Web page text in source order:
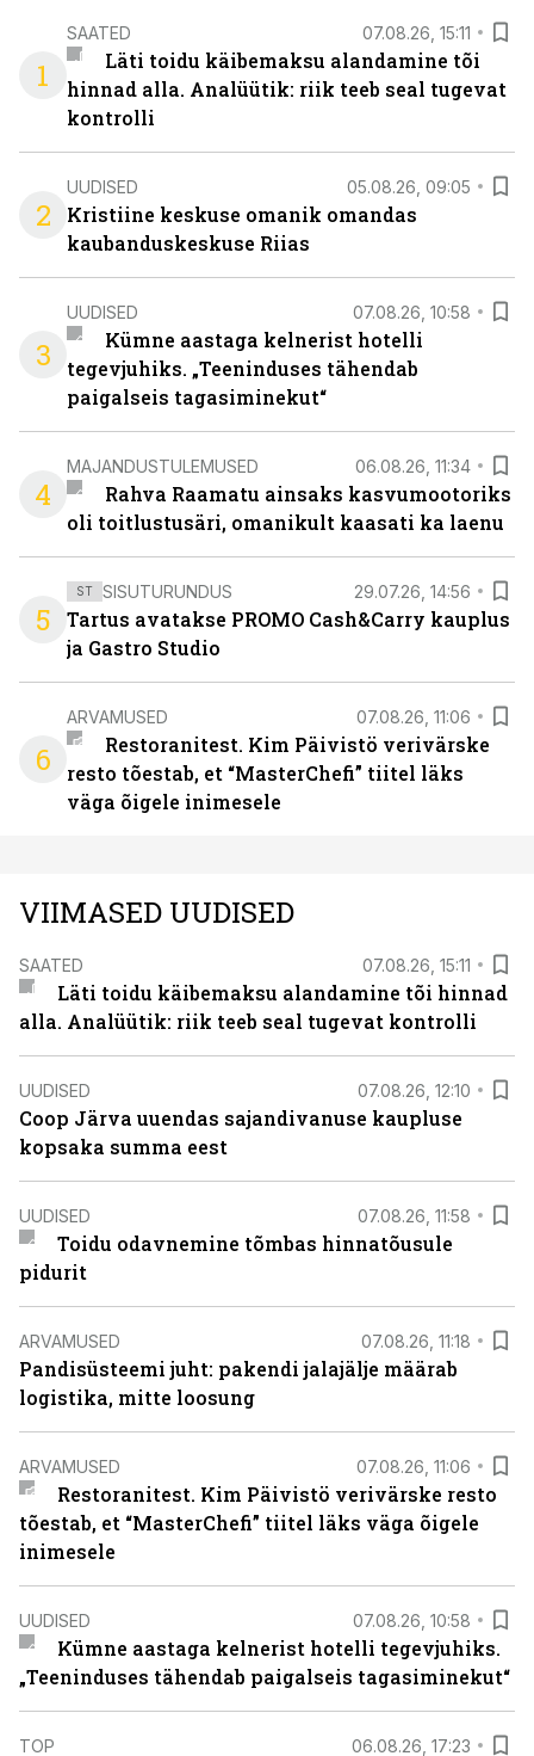
1
SAATED 07.08.26, 15:11
Läti toidu käibemaksu alandamine tõi
hinnad alla. Analüütik: riik teeb seal tugevat
kontrolli
2
UUDISED 05.08.26, 09:05
Kristiine keskuse omanik omandas
kaubanduskeskuse Riias
3
UUDISED 07.08.26, 10:58
Kümne aastaga kelnerist hotelli
tegevjuhiks. „Teeninduses tähendab
paigalseis tagasiminekut“
4
MAJANDUSTULEMUSED 06.08.26, 11:34
Rahva Raamatu ainsaks kasvumootoriks
oli toitlustusäri, omanikult kaasati ka laenu
5
ST SISUTURUNDUS 29.07.26, 14:56
Tartus avatakse PROMO Cash&Carry kauplus
ja Gastro Studio
6
ARVAMUSED 07.08.26, 11:06
Restoranitest. Kim Päivistö verivärske
resto tõestab, et “MasterChefi” tiitel läks
väga õigele inimesele
VIIMASED UUDISED
SAATED 07.08.26, 15:11
Läti toidu käibemaksu alandamine tõi hinnad
alla. Analüütik: riik teeb seal tugevat kontrolli
UUDISED 07.08.26, 12:10
Coop Järva uuendas sajandivanuse kaupluse
kopsaka summa eest
UUDISED 07.08.26, 11:58
Toidu odavnemine tõmbas hinnatõusule
pidurit
ARVAMUSED 07.08.26, 11:18
Pandisüsteemi juht: pakendi jalajälje määrab
logistika, mitte loosung
ARVAMUSED 07.08.26, 11:06
Restoranitest. Kim Päivistö verivärske resto
tõestab, et “MasterChefi” tiitel läks väga õigele
inimesele
UUDISED 07.08.26, 10:58
Kümne aastaga kelnerist hotelli tegevjuhiks.
„Teeninduses tähendab paigalseis tagasiminekut“
TOP 06.08.26, 17:23